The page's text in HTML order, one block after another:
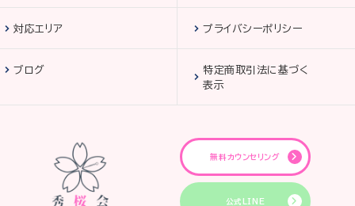
対応エリア プライバシーポリシー
ブログ
特定商取引法に基づく
表示
無料カウンセリング
公式LINE